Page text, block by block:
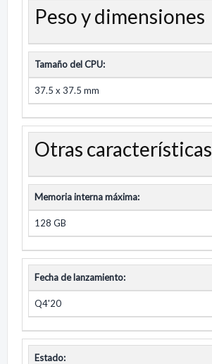
Peso y dimensiones
Tamaño del CPU:
37.5 x 37.5 mm
Otras características
Memoria interna máxima:
128 GB
Fecha de lanzamiento:
Q4'20
Estado: